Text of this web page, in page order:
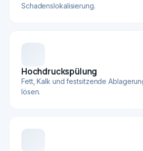
Schadenslokalisierung.
Hochdruckspülung
Fett, Kalk und festsitzende
lösen.